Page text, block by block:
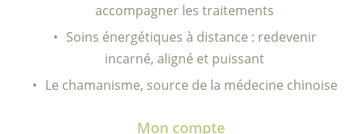
accompagner les traitements
Soins énergétiques à distance : redevenir
incarné, aligné et puissant
Le chamanisme, source de la médecine chinoise
Mon compte